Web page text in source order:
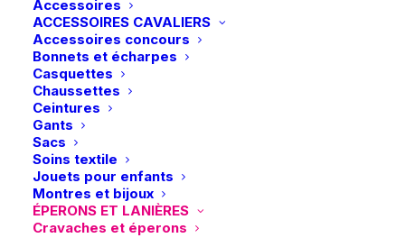
Accessoires
ACCESSOIRES CAVALIERS
Accessoires concours
Bonnets et écharpes
Casquettes
Chaussettes
Ceintures
Gants
Sacs
Soins textile
Jouets pour enfants
Montres et bijoux
ÉPERONS ET LANIÈRES
Cravaches et éperons